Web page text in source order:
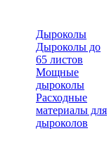
Дыроколы
Дыроколы до
65 листов
Мощные
дыроколы
Расходные
материалы для
дыроколов